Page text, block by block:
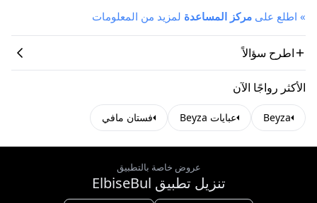
» اطلع على مركز المساعدة لمزيد من المعلومات
اطرح سؤالاً
الأكثر رواجًا الآن
Beyza عبايات Beyza فستان مافي
عروض خاصة بالتطبيق
تنزيل تطبيق ElbiseBul